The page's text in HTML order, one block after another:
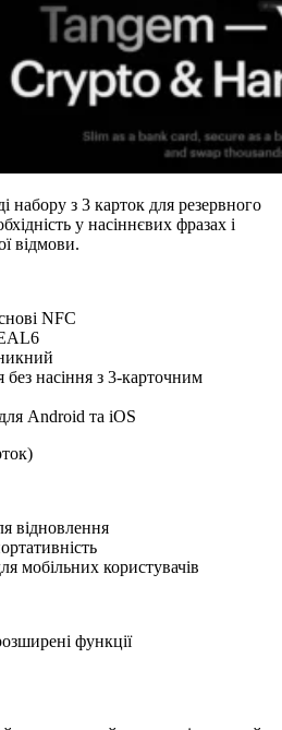
набору з 3 карток для резервного
у насіннєвих фразах і
відмови.
NFC
без насіння з 3-карточним
Android та iOS
відновлення
мобільних користувачів
функції